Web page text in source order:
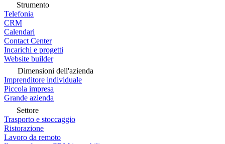
Strumento
Telefonia
CRM
Calendari
Contact Center
Incarichi e progetti
Website builder
Dimensioni dell'azienda
Imprenditore individuale
Piccola impresa
Grande azienda
Settore
Trasporto e stoccaggio
Ristorazione
Lavoro da remoto